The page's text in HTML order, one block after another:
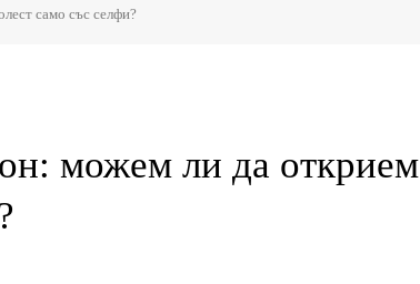
само със селфи?
можем ли да открием